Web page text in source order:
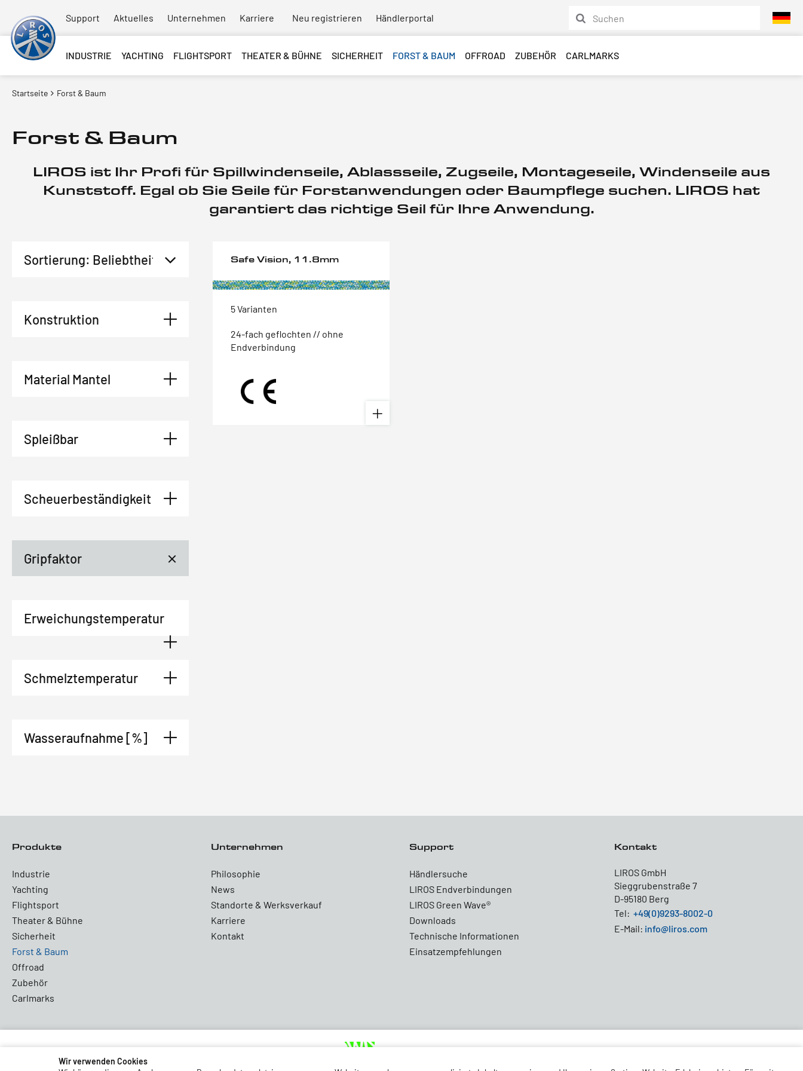
Support Aktuelles Unternehmen Karriere Neu registrieren Händlerportal
INDUSTRIE YACHTING FLIGHTSPORT THEATER & BÜHNE SICHERHEIT FORST & BAUM OFFROAD ZUBEHÖR CARLMARKS
Startseite Forst & Baum
Forst & Baum
LIROS ist Ihr Profi für Spillwindenseile, Ablassseile, Zugseile, Montageseile, Windenseile aus
Kunststoff. Egal ob Sie Seile für Forstanwendungen oder Baumpflege suchen. LIROS hat
garantiert das richtige Seil für Ihre Anwendung.
Konstruktion
Material Mantel
Spleißbar
Scheuerbeständigkeit
Gripfaktor
Erweichungstemperatur
Schmelztemperatur
Wasseraufnahme [%]
Safe Vision, 11.8mm
5 Varianten
24-fach geflochten // ohne
Endverbindung
Produkte
Industrie
Yachting
Flightsport
Theater & Bühne
Sicherheit
Forst & Baum
Offroad
Zubehör
Carlmarks
Unternehmen
Philosophie
News
Standorte & Werksverkauf
Karriere
Kontakt
Support
Händlersuche
LIROS Endverbindungen
LIROS Green Wave®
Downloads
Technische Informationen
Einsatzempfehlungen
Kontakt
LIROS GmbH
Sieggrubenstraße 7
D-95180 Berg
Tel: +49(0)9293-8002-0
E-Mail: info@liros.com
Partners and Associations
Wir verwenden Cookies